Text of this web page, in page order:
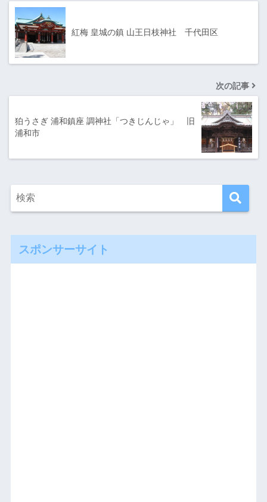
紅梅 皇城の鎮 山王日枝神社 千代田区
次の記事
狛うさぎ 浦和鎮座 調神社「つきじんじゃ」 旧
浦和市
スポンサーサイト